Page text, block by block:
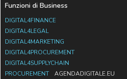
Funzioni di Business
DIGITAL4FINANCE
DIGITAL4LEGAL
DIGITAL4MARKETING
DIGITAL4PROCUREMENT
DIGITAL4SUPPLYCHAIN
PROCUREMENT
AGENDADIGITALE.EU